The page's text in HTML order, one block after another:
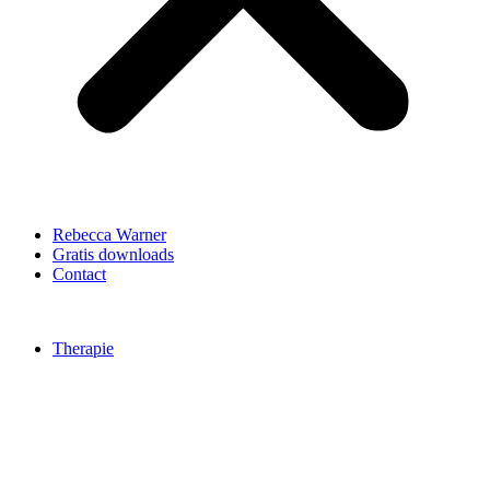
Rebecca Warner
Gratis downloads
Contact
Therapie